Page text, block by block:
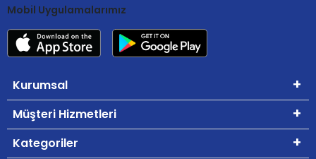
Mobil Uygulamalarımız
Kurumsal
Müşteri Hizmetleri
Kategoriler